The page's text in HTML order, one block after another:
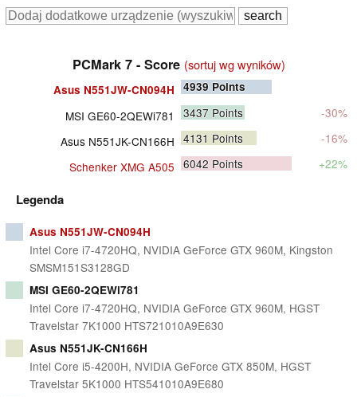
PCMark 7 - Score (sortuj wg wyników)
Asus N551JW-CN094H 4939 Points
MSI GE60-2QEWi781 3437 Points
-30%
Asus N551JK-CN166H 4131 Points
-16%
Schenker XMG A505 6042 Points +22%
Legenda
Asus N551JW-CN094H
Intel Core i7-4720HQ, NVIDIA GeForce GTX 960M, Kingston
SMSM151S3128GD
MSI GE60-2QEWi781
Intel Core i7-4720HQ, NVIDIA GeForce GTX 960M, HGST
Travelstar 7K1000 HTS721010A9E630
Asus N551JK-CN166H
Intel Core i5-4200H, NVIDIA GeForce GTX 850M, HGST
Travelstar 5K1000 HTS541010A9E680